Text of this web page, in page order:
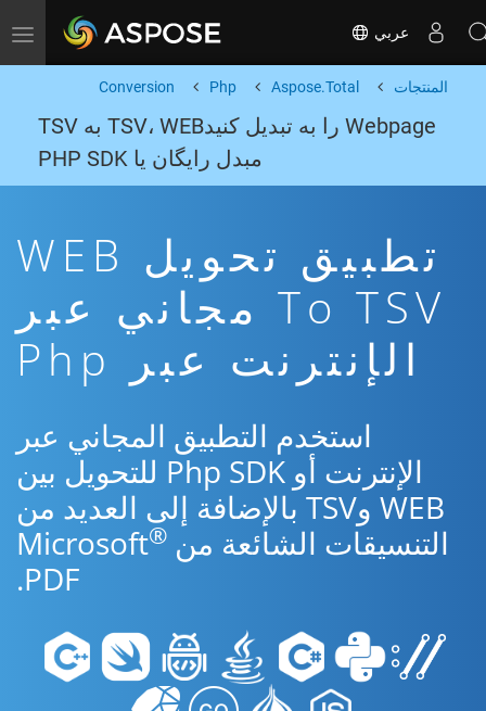
Toggle navigation عربي
المنتجات Aspose.Total
Php
Conversion
Webpage را به تبدیل کنیدTSV، WEB به TSV
مبدل رایگان یا PHP SDK
تطبيق تحويل WEB
To TSV مجاني عبر
الإنترنت عبر Php
استخدم التطبيق المجاني عبر
الإنترنت أو Php SDK للتحويل بين
WEB وTSV بالإضافة إلى العديد من
التنسيقات الشائعة من Microsoft ®
PDF.